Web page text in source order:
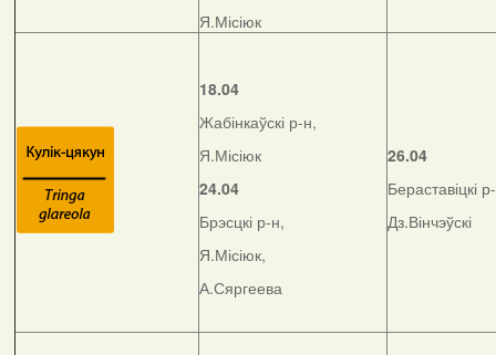
Я.Місіюк
18.04
Жабінкаўскі р-н,
Я.Місіюк
24.04
Брэсцкі р-н,
Я.Місіюк,
А.Сяргеева
26.04
Бераставіцкі
Дз.Вінчэўскі